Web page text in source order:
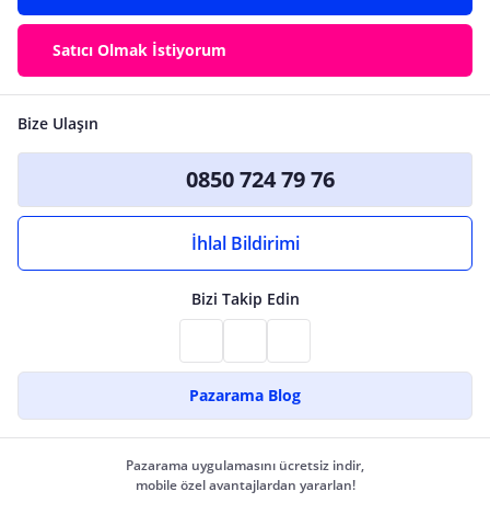
Satıcı Olmak İstiyorum
Bize Ulaşın
0850 724 79 76
İhlal Bildirimi
Bizi Takip Edin
Pazarama Blog
Pazarama uygulamasını ücretsiz indir,
mobile özel avantajlardan yararlan!